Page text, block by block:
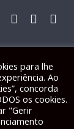
Todos os direitos
para lhe
Ao
concorda
os cookies.
"Gerir